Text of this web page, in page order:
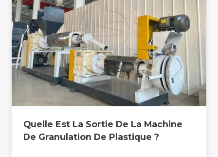
Quelle Est La Sortie De La Machine
De Granulation De Plastique ?